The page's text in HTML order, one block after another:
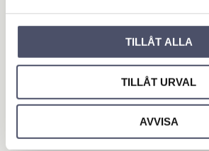
TILLÅT ALLA
TILLÅT URVAL
AVVISA
Elanslutning 230 V
Laddström max 16/8 A 12/24 V
Mått LxBxH 270x1210x67 mm
Vikt 1,6 kg